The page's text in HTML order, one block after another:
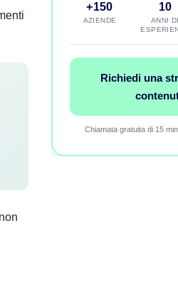
+150
AZIENDE
10
ANNI DI
Richiedi una
Chiamata gratuita di 15